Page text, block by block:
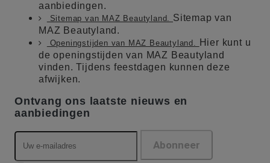
aanbiedingen.
Sitemap van MAZ Beautyland. Sitemap van
MAZ Beautyland.
Openingstijden van MAZ Beautyland.
Hier kunt u
de openingstijden van MAZ Beautyland
vinden. Tijdens feestdagen kunnen deze
afwijken.
Ontvang ons laatste nieuws en
aanbiedingen